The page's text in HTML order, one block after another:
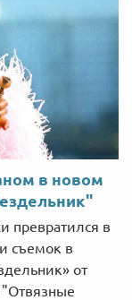
в новом
превратился в
съемок в
от